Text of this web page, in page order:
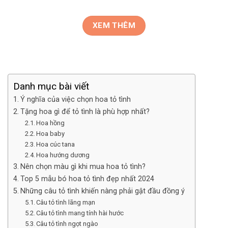
XEM THÊM
Danh mục bài viết
Ý nghĩa của việc chọn hoa tỏ tình
Tặng hoa gì để tỏ tình là phù hợp nhất?
Hoa hồng
Hoa baby
Hoa cúc tana
Hoa hướng dương
Nên chọn màu gì khi mua hoa tỏ tình?
Top 5 mẫu bó hoa tỏ tình đẹp nhất 2024
Những câu tỏ tình khiến nàng phải gật đầu đồng ý
Câu tỏ tình lãng mạn
Câu tỏ tình mang tính hài hước
Câu tỏ tình ngọt ngào